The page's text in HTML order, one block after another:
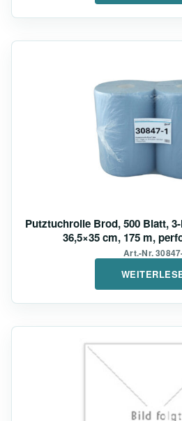
Putztuchrolle Brod, 500 Blatt,
36,5×35 cm, 175 m,
Art.-Nr.